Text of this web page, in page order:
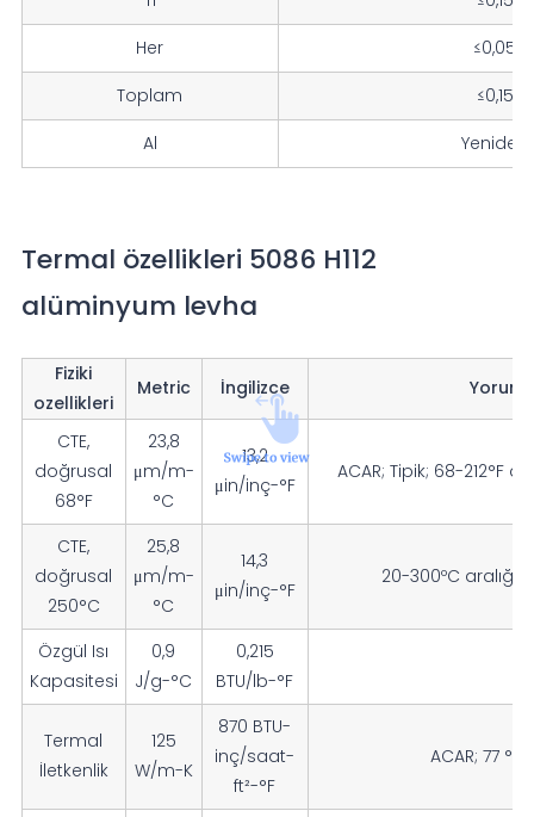
Her
≤0,05
Toplam
≤0,15
Al
Yeniden
Termal özellikleri 5086 H112
alüminyum levha
Fiziki
ozellikleri
Metric İngilizce
CTE,
doğrusal
68°F
23,8
μm/m-
°C
13,2
μin/inç-°F
ACAR; Tipik; 68-212°F
CTE,
doğrusal
250°C
25,8
μm/m-
°C
14,3
μin/inç-°F
20-300ºC
Özgül Isı
Kapasitesi
0,9
J/g-°C
0,215
BTU/lb-°F
Termal
İletkenlik
125
W/m-K
870 BTU-
inç/saat-
ft²-°F
ACAR; 77 °